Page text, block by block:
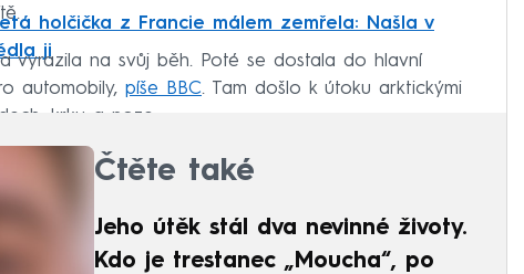
holčička z Francie málem zemřela: Našla v
ji
vyrazila na svůj běh. Poté se dostala do hlavní
automobily, píše BBC. Tam došlo k útoku arktickými
krku a noze.
Čtěte také
Jeho útěk stál dva nevinné životy.
Kdo je trestanec „Moucha“, po